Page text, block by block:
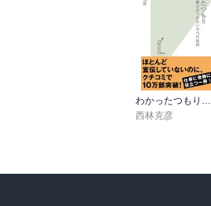
わかったつもり～読解力がつかない本当の原因～
西林克彦